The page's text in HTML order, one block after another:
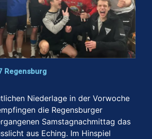
Regensburg
Niederlage in der Vorwoche
die Regensburger
Samstagnachmittag das
aus Eching. Im Hinspiel